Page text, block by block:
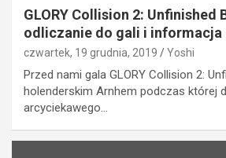
GLORY Collision 2: Unfinished
odliczanie do gali i informacja
czwartek, 19 grudnia, 2019 Yoshi
Przed nami gala GLORY Collision 2:
holenderskim Arnhem podczas której
arcyciekawego…